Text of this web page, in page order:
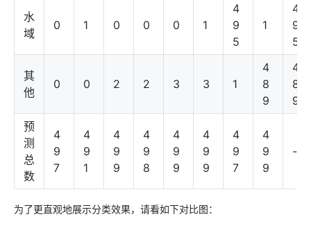
水
域
0 1 0 0 0 1
4
9
5
1
4
9
5
其
他
0 0 2 2 3 3 1
4
8
9
4
8
9
预
测
总
数
4
9
7
4
9
1
4
9
9
4
9
8
4
9
9
4
9
9
4
9
7
4
9
9
-
为了更直观地展示分类效果，请看如下对比图：